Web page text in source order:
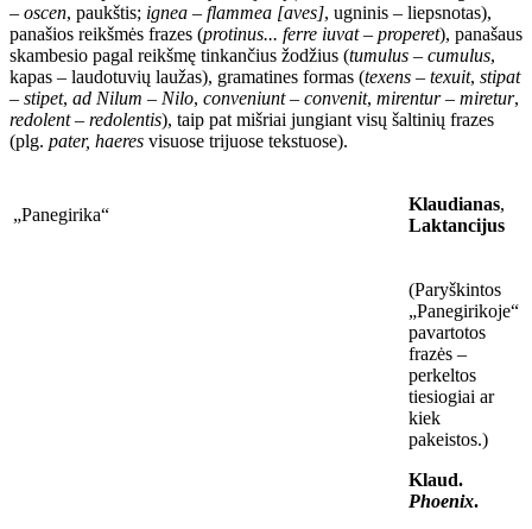
– oscen, paukštis; ignea – flammea [aves], ugninis – liepsnotas),
panašios reikšmės frazes (protinus... ferre iuvat– properet), panašaus
skambesio pagal reikšmę tinkančius žodžius (tumulus – cumulus,
kapas – laudotuvių laužas), gramatines formas (texens – texuit, stipat
– stipet, ad Nilum – Nilo, conveniunt– convenit, mirentur– miretur,
redolent– redolentis), taip pat mišriai jungiant visų šaltinių frazes
(plg. pater, haeres visuose trijuose tekstuose).
„Panegirika“
Klaudianas,
Laktancijus
(Paryškintos
„Panegirikoje“
pavartotos
frazės –
perkeltos
tiesiogiai ar
kiek
pakeistos.)
Klaud.
Phoenix.